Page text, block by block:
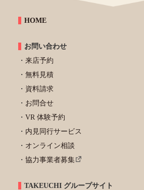
HOME
お問い合わせ
来店予約
無料見積
資料請求
お問合せ
VR 体験予約
内見同行サービス
オンライン相談
協力事業者募集
TAKEUCHI グループサイト